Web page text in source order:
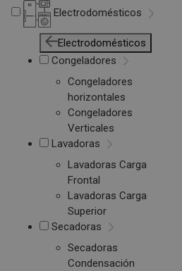
Electrodomésticos
Electrodomésticos
Congeladores
Congeladores
horizontales
Congeladores
Verticales
Lavadoras
Lavadoras Carga
Frontal
Lavadoras Carga
Superior
Secadoras
Secadoras
Condensación